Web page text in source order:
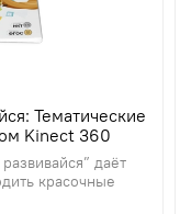
Тематические
Kinect 360
даёт
красочные